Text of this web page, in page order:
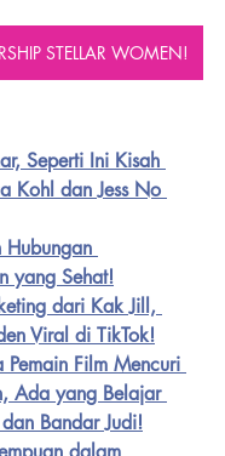
STELLAR WOMEN!
Seperti Ini Kisah
Kohl dan Jess No
Hubungan
yang Sehat!
dari Kak Jill,
Viral di TikTok!
Film Mencuri
Ada yang Belajar
Bandar Judi!